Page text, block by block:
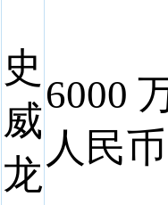
史
威
龙
6000
人民币